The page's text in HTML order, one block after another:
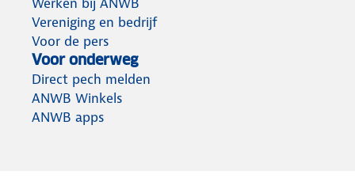
Vereniging en bedrijf
Voor de pers
Voor onderweg
Direct pech melden
ANWB Winkels
ANWB apps